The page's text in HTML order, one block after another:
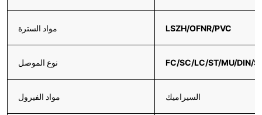
مواد السترة LSZH/OFNR/PVC
نوع الموصل FC/SC/LC/ST/MU/DIN/
مواد الفيرول السيراميك